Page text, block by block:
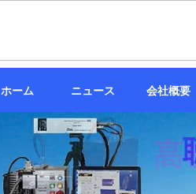
ホーム ニュース 会社概要